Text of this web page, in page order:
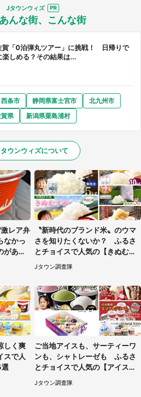
Jタウンウィズ
んな街、こんな街
「0泊弾丸ツアー」に挑戦！ 日帰りで
楽しめる？その結果は...
西条市 静岡県富士宮市
北九州市
県 新潟県粟島浦村
ウンウィズについて
激レア弁
なかっ
があっ
〝新時代のブランド米〟のウマ
さを知りたくないか？ ふるさ
とチョイスで人気の【きぬむす
め】5選
Jタウン調査隊
しく爽
スで人
ご当地アイスも、サーティーワ
ンも、シャトレーゼも ふるさ
とチョイスで人気の【アイス】
Jタウン調査隊